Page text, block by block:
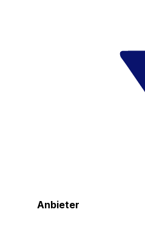
Anbieter